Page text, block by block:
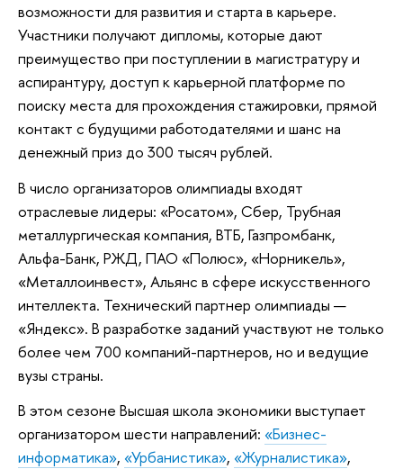
возможности для развития и старта в карьере.
Участники получают дипломы, которые дают
преимущество при поступлении в магистратуру и
аспирантуру, доступ к карьерной платформе по
поиску места для прохождения стажировки, прямой
контакт с будущими работодателями и шанс на
денежный приз до 300 тысяч рублей.
В число организаторов олимпиады входят
отраслевые лидеры: «Росатом», Сбер, Трубная
металлургическая компания, ВТБ, Газпромбанк,
Альфа-Банк, РЖД, ПАО «Полюс», «Норникель»,
«Металлоинвест», Альянс в сфере искусственного
интеллекта. Технический партнер олимпиады —
«Яндекс». В разработке заданий участвуют не только
более чем 700 компаний-партнеров, но и ведущие
вузы страны.
В этом сезоне Высшая школа экономики выступает
организатором шести направлений: «Бизнес-
информатика», «Урбанистика», «Журналистика»,